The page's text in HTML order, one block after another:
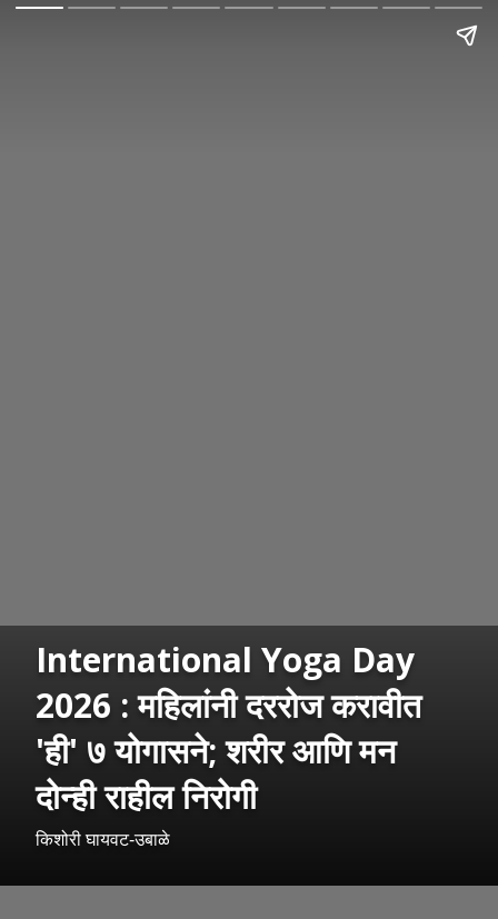
International Yoga Day
2026 : महिलांनी दररोज करावीत
'ही' ७ योगासने; शरीर आणि मन
दोन्ही राहील निरोगी
किशोरी घायवट-उबाळे